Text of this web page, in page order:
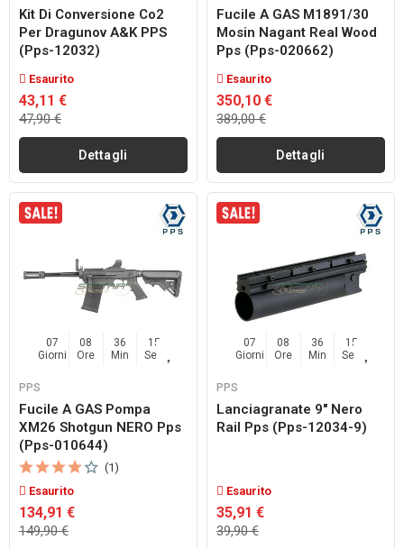
Kit Di Conversione Co2
Per Dragunov A&K PPS
(pps-12032)
Esaurito
43,11 €
47,90 €
Dettagli
Fucile A GAS M1891/30
Mosin Nagant Real Wood
Pps (pps-020662)
Esaurito
350,10 €
389,00 €
Dettagli
07
Giorni
08
Ore
36
Min
14
Sec
PPS
Fucile A GAS Pompa
XM26 Shotgun NERO Pps
(pps-010644)
(1)
Esaurito
134,91 €
149,90 €
07
Giorni
08
Ore
36
Min
14
Sec
PPS
Lanciagranate 9" Nero
Rail Pps (pps-12034-9)
Esaurito
35,91 €
39,90 €